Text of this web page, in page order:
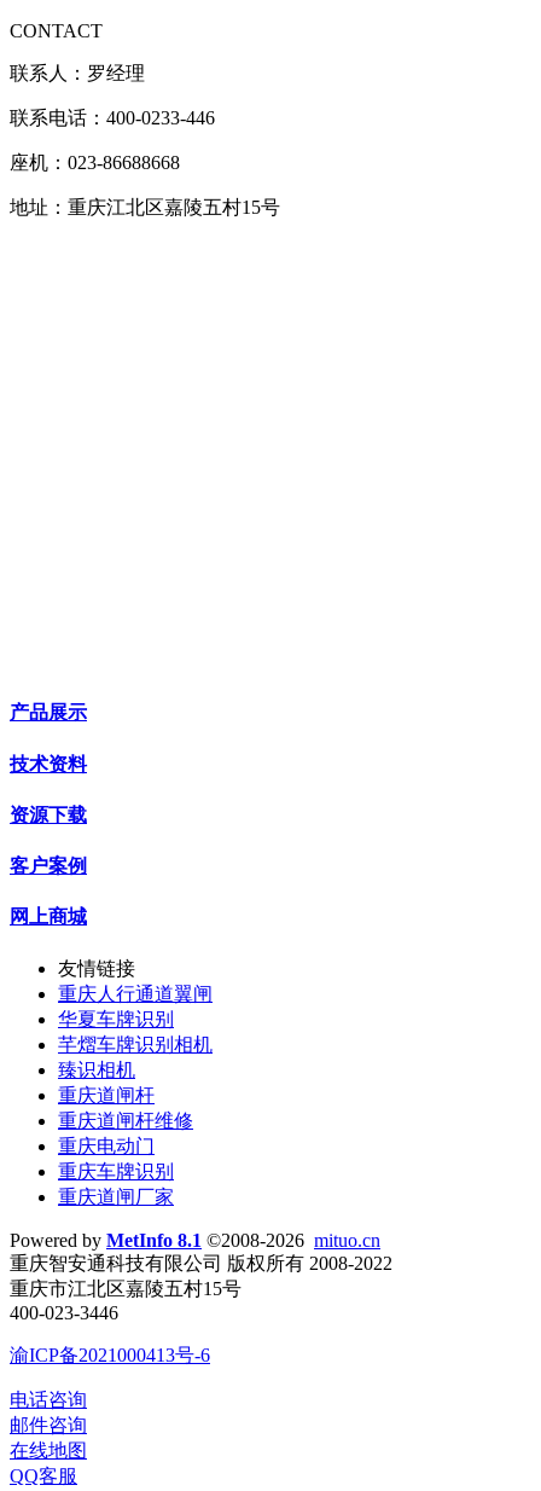
CONTACT
联系人：罗经理
联系电话：400-0233-446
座机：023-86688668
地址：重庆江北区嘉陵五村15号
产品展示
技术资料
资源下载
客户案例
网上商城
友情链接
重庆人行通道翼闸
华夏车牌识别
芊熠车牌识别相机
臻识相机
重庆道闸杆
重庆道闸杆维修
重庆电动门
重庆车牌识别
重庆道闸厂家
Powered by MetInfo 8.1 ©2008-2026 mituo.cn
重庆智安通科技有限公司 版权所有 2008-2022
重庆市江北区嘉陵五村15号
400-023-3446
渝ICP备2021000413号-6
电话咨询
邮件咨询
在线地图
QQ客服